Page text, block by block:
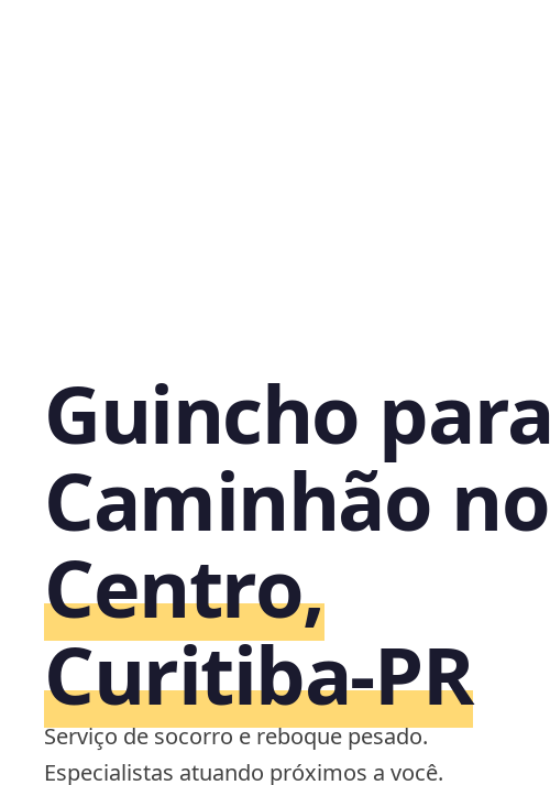
Guincho para
Caminhão no
Centro,
Curitiba‑PR
Serviço de socorro e reboque pesado.
Especialistas atuando próximos a você.